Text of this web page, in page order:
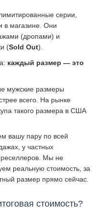
серии,
в магазине. Они
(дропами) и
(Sold Out).
каждый размер — это
мужские размеры
всего. На рынке
такого размера в США
вашу пару по всей
у частных
реселлеров. Мы не
реальную стоимость, за
размер прямо сейчас.
стоимость?